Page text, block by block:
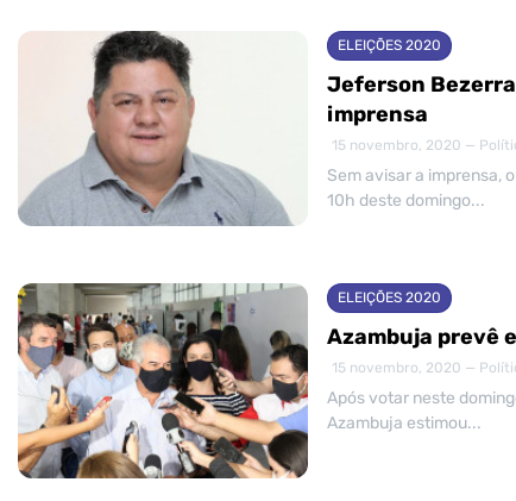
ELEIÇÕES 2020
Jeferson
imprensa
15 novembro, 2020 —
Sem avisar a imprensa,
10h deste domingo...
ELEIÇÕES 2020
Azambuja prevê
15 novembro, 2020 —
Após votar neste
Azambuja estimou...